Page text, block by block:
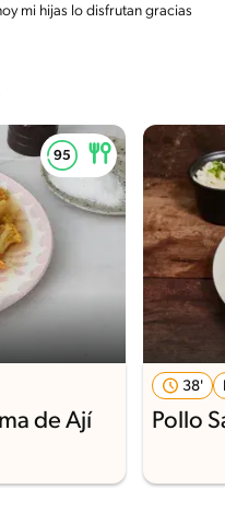
mi hijas lo disfrutan gracias
de Ají
38'
Pollo